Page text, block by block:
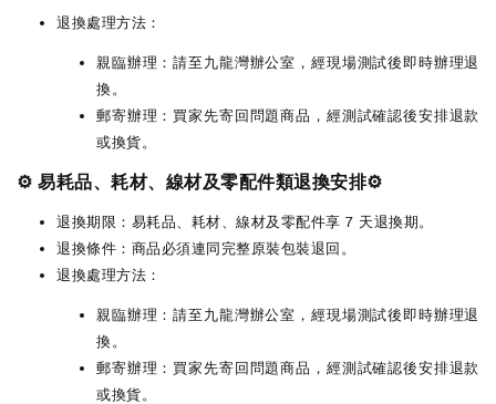
退換處理方法：
親臨辦理：請至九龍灣辦公室，經現場測試後即時辦理退
換。
郵寄辦理：買家先寄回問題商品，經測試確認後安排退款
或換貨。
⚙️ 易耗品、耗材、線材及零配件類退換安排⚙️
退換期限：易耗品、耗材、線材及零配件享 7 天退換期。
退換條件：商品必須連同完整原裝包裝退回。
退換處理方法：
親臨辦理：請至九龍灣辦公室，經現場測試後即時辦理退
換。
郵寄辦理：買家先寄回問題商品，經測試確認後安排退款
或換貨。